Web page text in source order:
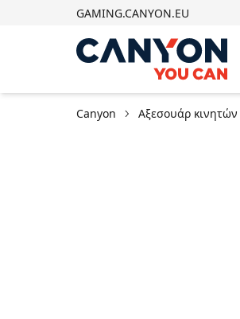
GAMING.CANYON.EU
Canyon Αξεσουάρ κινητών